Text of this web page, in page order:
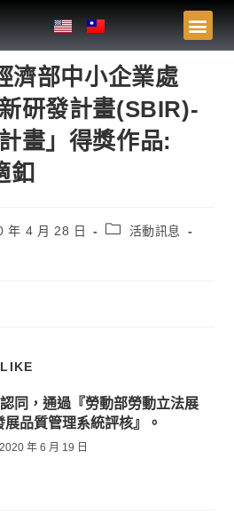
濟部中小企業處
研發計畫(SBIR)-
畫」得獎作品:
釦
年 4 月 28 日
活動訊息
同，通過『勞動部勞動立法展
品質管理系統評核』。
2020 年 6 月 19 日